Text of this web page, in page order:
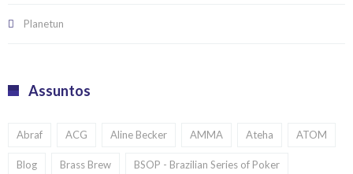
Planetun
Assuntos
Abraf ACG Aline Becker AMMA Ateha ATOM
Blog Brass Brew BSOP - Brazilian Series of Poker